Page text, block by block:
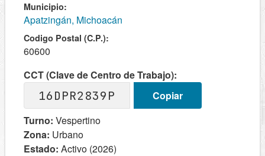
Municipio:
Apatzingán, Michoacán
Codigo Postal (C.P.):
60600
CCT (Clave de Centro de Trabajo):
16DPR2839P
Copiar
Turno: Vespertino
Zona: Urbano
Estado: Activo (2026)